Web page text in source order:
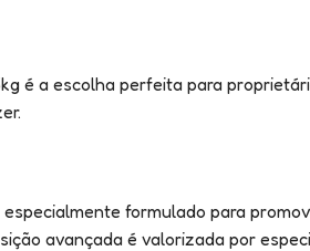
é a escolha perfeita para
formulado para
avançada é valorizada por